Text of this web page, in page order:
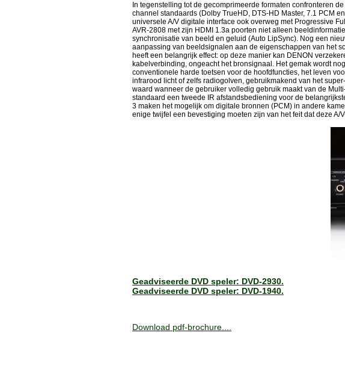
In tegenstelling tot de gecomprimeerde formaten confronteren
channel standaards (Dolby TrueHD, DTS-HD Master, 7.1 PCM
universele A/V digitale interface ook overweg met Progressive
AVR-2808 met zijn HDMI 1.3a poorten niet alleen
synchronisatie van beeld en geluid (Auto LipSync). Nog een
aanpassing van beeldsignalen aan de eigenschappen van het
heeft een belangrijk effect: op deze manier kan DENON
kabelverbinding, ongeacht het bronsignaal. Het gemak wordt
conventionele harde toetsen voor de hoofdfuncties, het leven
infrarood licht of zelfs radiogolven, gebruikmakend van het
waard wanneer de gebruiker volledig gebruik maakt van de
standaard een tweede IR afstandsbediening voor de
3 maken het mogelijk om digitale bronnen (PCM) in andere
enige twijfel een bevestiging moeten zijn van het feit dat deze
Geadviseerde DVD speler: DVD-2930.
Geadviseerde DVD speler: DVD-1940.
Download pdf-brochure....